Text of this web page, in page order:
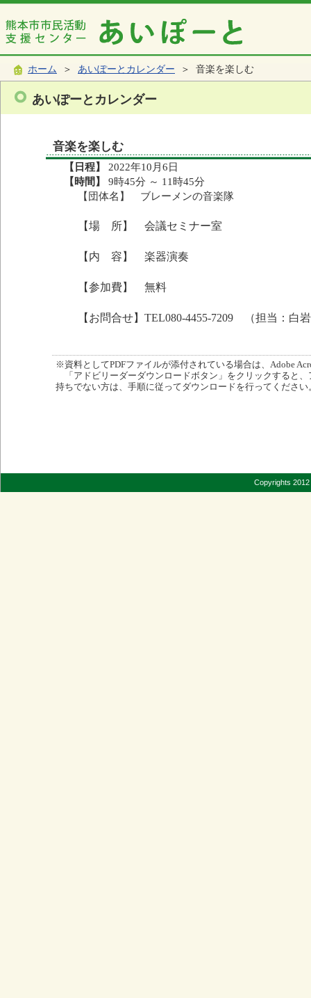
ホーム ＞ あいぽーとカレンダー ＞ 音楽を楽しむ
あいぽーとカレンダー
音楽を楽しむ
【日程】
2022年10月6日
【時間】
9時45分 ～ 11時45分
【団体名】 ブレーメンの音楽隊
【場 所】 会議セミナー室
【内 容】 楽器演奏
【参加費】 無料
【お問合せ】TEL080-4455-7209 （担当：白
※資料としてPDFファイルが添付されている場合は、Adobe
「アドビリーダーダウンロードボタン」をクリックすると
持ちでない方は、手順に従ってダウンロードを行ってください
Copyrights